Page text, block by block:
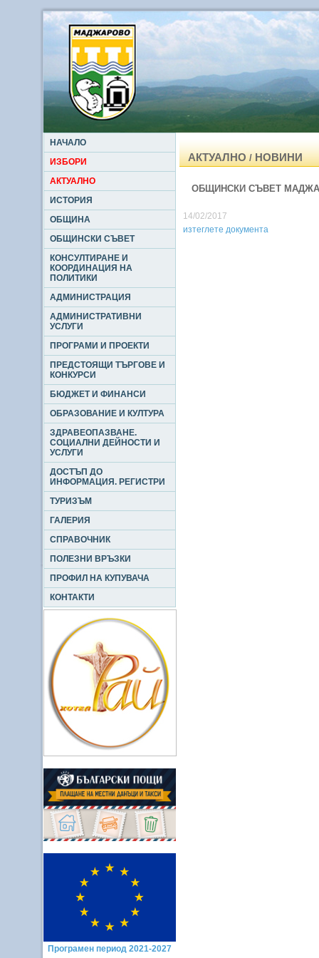
НАЧАЛО
ИЗБОРИ
АКТУАЛНО
ИСТОРИЯ
ОБЩИНА
ОБЩИНСКИ СЪВЕТ
КОНСУЛТИРАНЕ И
КООРДИНАЦИЯ НА
ПОЛИТИКИ
АДМИНИСТРАЦИЯ
АДМИНИСТРАТИВНИ
УСЛУГИ
ПРОГРАМИ И ПРОЕКТИ
ПРЕДСТОЯЩИ ТЪРГОВЕ И
КОНКУРСИ
БЮДЖЕТ И ФИНАНСИ
ОБРАЗОВАНИЕ И КУЛТУРА
ЗДРАВЕОПАЗВАНЕ.
СОЦИАЛНИ ДЕЙНОСТИ И
УСЛУГИ
ДОСТЪП ДО
ИНФОРМАЦИЯ. РЕГИСТРИ
ТУРИЗЪМ
ГАЛЕРИЯ
СПРАВОЧНИК
ПОЛЕЗНИ ВРЪЗКИ
ПРОФИЛ НА КУПУВАЧА
КОНТАКТИ
Програмен период 2021-2027
АКТУАЛНО/НОВИНИ
ОБЩИНСКИ СЪВЕТ
14/02/2017
изтеглете документа